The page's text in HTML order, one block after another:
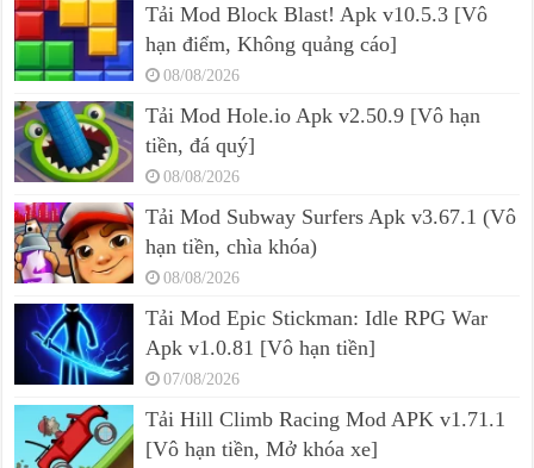
Tải Mod Block Blast! Apk v10.5.3 [Vô
hạn điểm, Không quảng cáo]
08/08/2026
Tải Mod Hole.io Apk v2.50.9 [Vô hạn
tiền, đá quý]
08/08/2026
Tải Mod Subway Surfers Apk v3.67.1 (Vô
hạn tiền, chìa khóa)
08/08/2026
Tải Mod Epic Stickman: Idle RPG War
Apk v1.0.81 [Vô hạn tiền]
07/08/2026
Tải Hill Climb Racing Mod APK v1.71.1
[Vô hạn tiền, Mở khóa xe]